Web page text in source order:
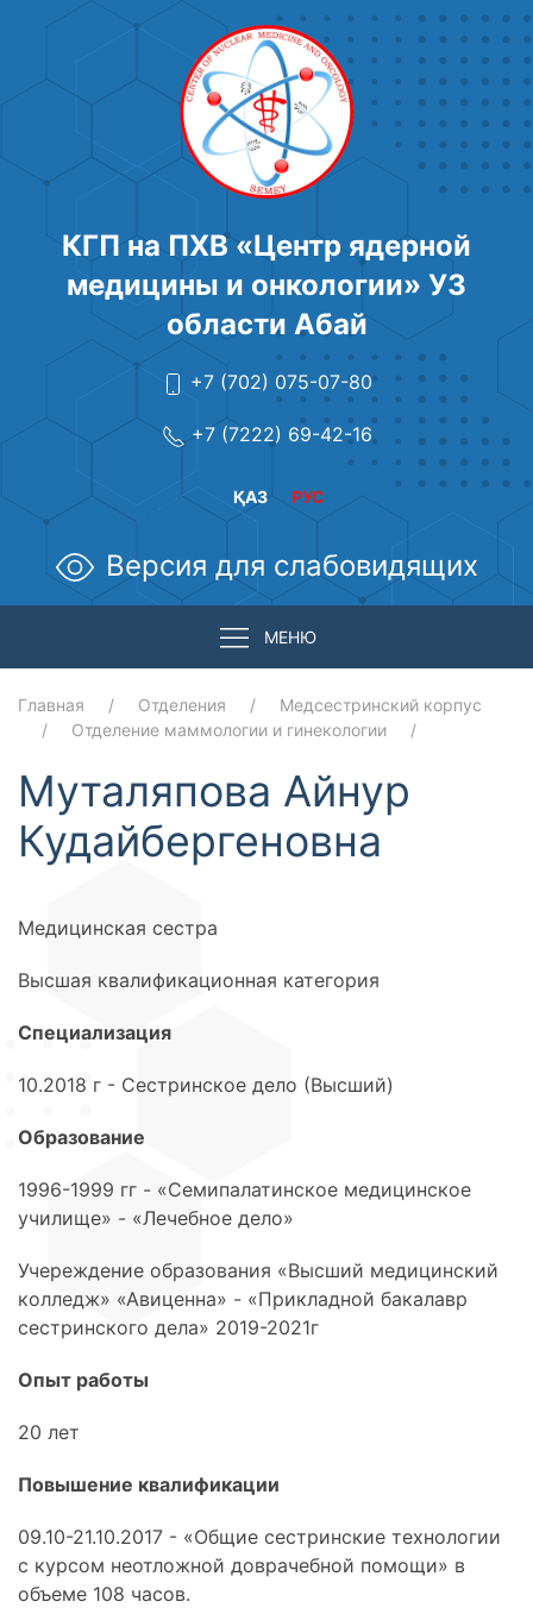
КГП на ПХВ «Центр ядерной
медицины и онкологии» УЗ
области Абай
+7 (702) 075-07-80
+7 (7222) 69-42-16
РУС
ҚАЗ
Версия для слабовидящих
МЕНЮ
Главная Отделения
Медсестринский корпус
Отделение маммологии и гинекологии
Муталяпова Айнур
Кудайбергеновна
Медицинская сестра
Высшая квалификационная категория
Специализация
10.2018 г - Сестринское дело (Высший)
Образование
1996-1999 гг - «Семипалатинское медицинское
училище» - «Лечебное дело»
Учереждение образования «Высший медицинский
колледж» «Авиценна» - «Прикладной бакалавр
сестринского дела» 2019-2021г
Опыт работы
20 лет
Повышение квалификации
09.10-21.10.2017 - «Общие сестринские технологии
с курсом неотложной доврачебной помощи» в
объеме 108 часов.